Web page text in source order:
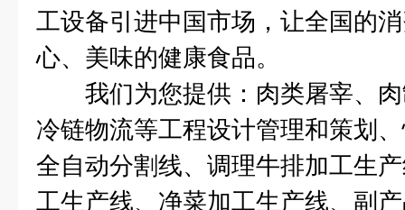
工设备引进中国市场，让全国的
心、美味的健康食品。
我们为您提供：肉类屠宰、肉
冷链物流等工程设计管理和策划
全自动分割线、调理牛排加工生
工生产线、净菜加工生产线、副